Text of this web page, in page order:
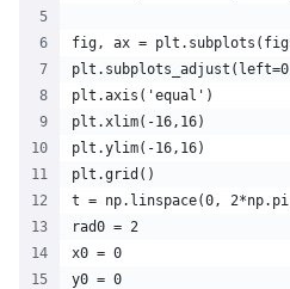
fig, ax =
plt.axis('equal')
plt.xlim(-16,16)
plt.ylim(-16,16)
plt.grid()
t = np.linspace(0,
rad0 = 2
x0 = 0
y0 = 0